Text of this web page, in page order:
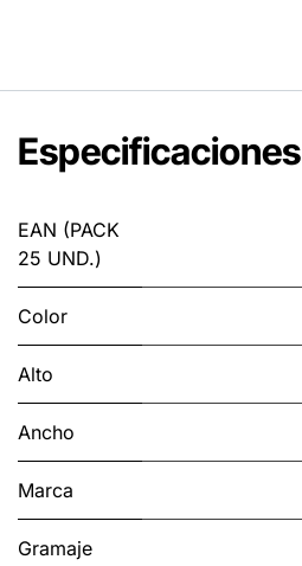
Especificaciones
EAN (PACK
25 UND.)
Color
Alto
Ancho
Marca
Gramaje